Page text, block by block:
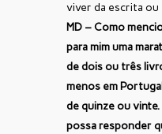
viver da escrita ou
MD – Como
para mim uma
de dois ou três
menos em
de quinze ou
possa responder